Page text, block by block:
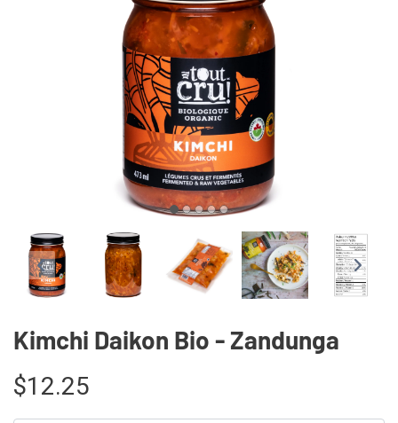
Kimchi Daikon Bio - Zandunga
$12.25